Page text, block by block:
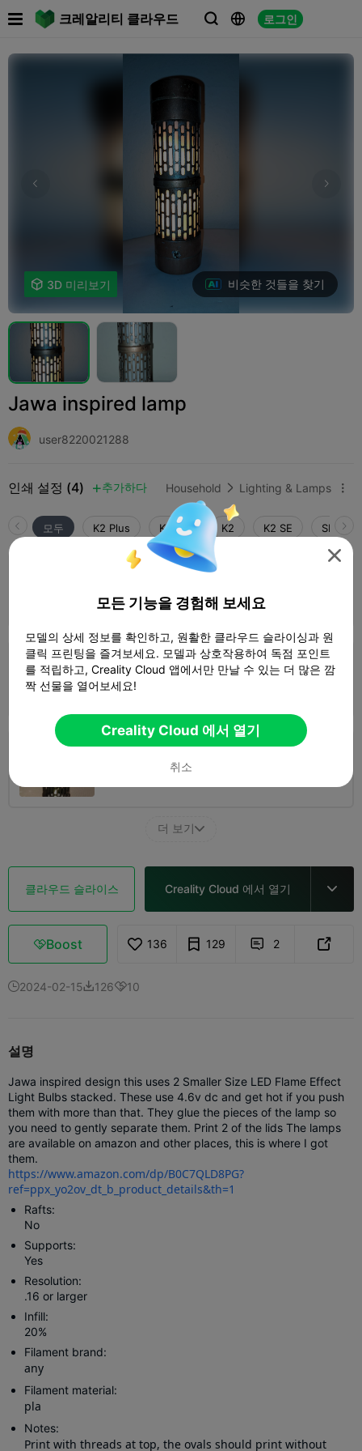
크레알리티 클라우드   로그인
 
 3D 미리보기 비슷한 것들을 찾기
Jawa inspired lamp
user8220021288
인쇄 설정 (4)  추가하다 Household  Lighting & Lamps 
모두 K2 Plus K2 Pro K2 K2 SE
0.2mm layer, 3 walls, 15% infill
 03h 33m  1 플레이트
0.16mm layer, 2 walls, 15% infill

더 보기
클라우드 슬라이스 Creality Cloud 에서 열기 
Boost 136 129  2 
2024-02-1512610
설명
Jawa inspired design this uses 2 Smaller Size LED Flame Effect
Light Bulbs stacked. These use 4.6v dc and get hot if you push
them with more than that. They glue the pieces of the lamp so
you need to gently separate them. Print 2 of the lids The lamps
are available on amazon and other places, this is where I got
them.
https://www.amazon.com/dp/B0C7QLD8PG?
ref=ppx_yo2ov_dt_b_product_details&th=1
Rafts:
No
Supports:
Yes
Resolution:
.16 or larger
Infill:
20%
Filament brand:
any
Filament material:
pla
Notes:
Print with threads at top, the ovals should print without

모든 기능을 경험해 보세요
모델의 상세 정보를 확인하고, 원활한 클라우드 슬라이싱과 원
클릭 프린팅을 즐겨보세요. 모델과 상호작용하여 독점 포인트
를 적립하고, Creality Cloud 앱에서만 만날 수 있는 더 많은 깜
짝 선물을 열어보세요!
Creality Cloud 에서 열기
취소